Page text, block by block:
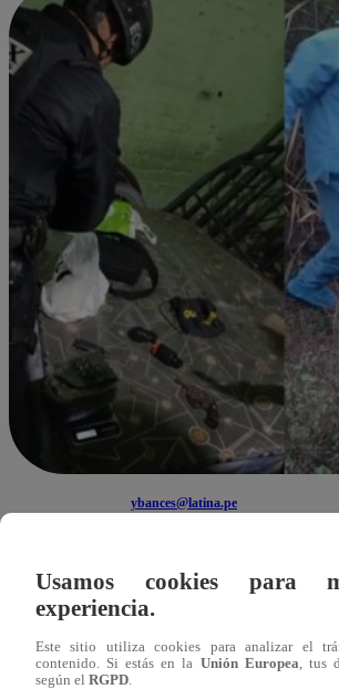
ybances@latina.pe
Un nuevo y macabro caso de crimen
de 34 años, fue secuestrado el
venezolana. Un día después, su
Usamos cookies para
experiencia.
Este sitio utiliza cookies para analizar el
contenido. Si estás en la Unión Europea , tus
según el RGPD